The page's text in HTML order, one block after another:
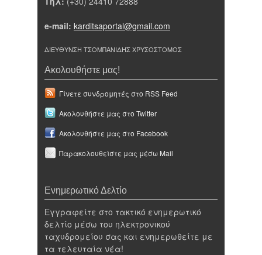
e-mail: karditsaportal@gmail.com
ΔΙΕΥΘΥΝΣΗ ΤΣΟΜΠΑΝΙΔΗΣ ΧΡΥΣΟΣΤΟΜΟΣ
Ακολουθήστε μας!
Γίνετε συνδρομητές στο RSS Feed
Ακολουθήστε μας στο Twitter
Ακολουθήστε μας στο Facebook
Παρακολουθείστε μας μέσω Mail
Ενημερωτικό Δελτίο
Εγγραφείτε στο τακτικό ενημερωτικό
δελτίο μέσω του ηλεκτρονικού
ταχυδρομείου σας και ενημερωθείτε με
τα τελευταία νέα!